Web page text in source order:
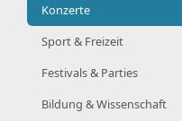
Konzerte
Sport & Freizeit
Festivals & Parties
Bildung & Wissenschaft